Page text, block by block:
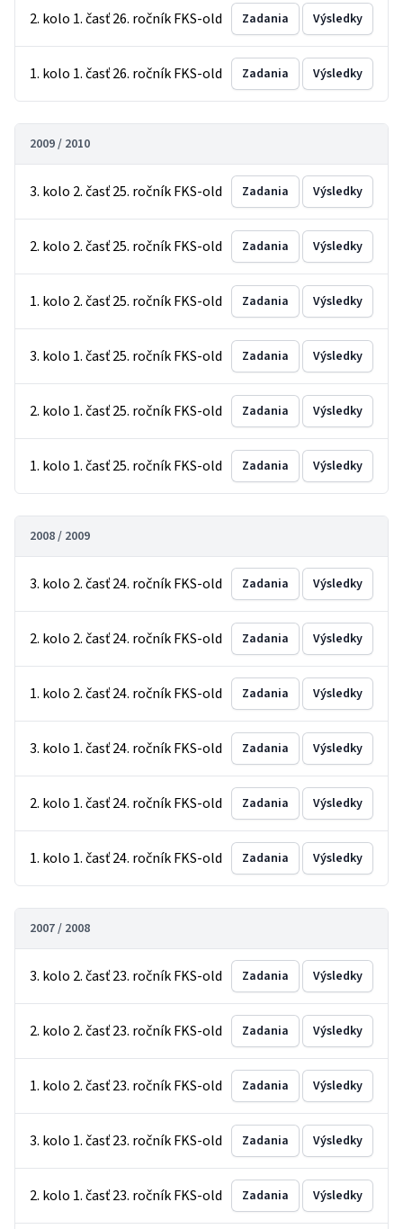
2. kolo 1. časť 26. ročník FKS-old Zadania Výsledky
1. kolo 1. časť 26. ročník FKS-old Zadania Výsledky
2009 / 2010
3. kolo 2. časť 25. ročník FKS-old Zadania Výsledky
2. kolo 2. časť 25. ročník FKS-old Zadania Výsledky
1. kolo 2. časť 25. ročník FKS-old Zadania Výsledky
3. kolo 1. časť 25. ročník FKS-old Zadania Výsledky
2. kolo 1. časť 25. ročník FKS-old Zadania Výsledky
1. kolo 1. časť 25. ročník FKS-old Zadania Výsledky
2008 / 2009
3. kolo 2. časť 24. ročník FKS-old Zadania Výsledky
2. kolo 2. časť 24. ročník FKS-old Zadania Výsledky
1. kolo 2. časť 24. ročník FKS-old Zadania Výsledky
3. kolo 1. časť 24. ročník FKS-old Zadania Výsledky
2. kolo 1. časť 24. ročník FKS-old Zadania Výsledky
1. kolo 1. časť 24. ročník FKS-old Zadania Výsledky
2007 / 2008
3. kolo 2. časť 23. ročník FKS-old Zadania Výsledky
2. kolo 2. časť 23. ročník FKS-old Zadania Výsledky
1. kolo 2. časť 23. ročník FKS-old Zadania Výsledky
3. kolo 1. časť 23. ročník FKS-old Zadania Výsledky
2. kolo 1. časť 23. ročník FKS-old Zadania Výsledky